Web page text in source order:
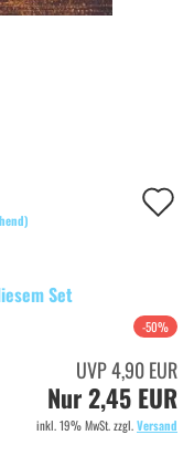
Set
-50%
UVP 4,90 EUR
Nur 2,45 EUR
inkl. 19% MwSt. zzgl.Versand